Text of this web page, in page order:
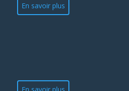
En savoir plus